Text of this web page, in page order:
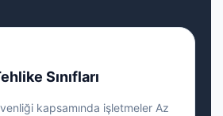
Sınıfları
kapsamında işletmeler Az